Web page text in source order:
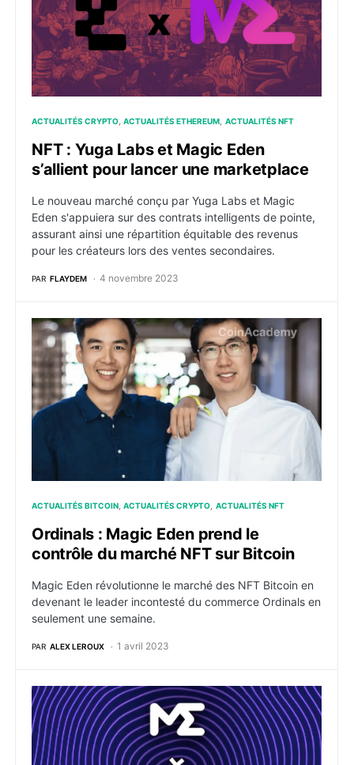
ACTUALITÉS CRYPTO ACTUALITÉS ETHEREUM ACTUALITÉS NFT
NFT : Yuga Labs et Magic Eden
s’allient pour lancer une marketplace
Le nouveau marché conçu par Yuga Labs et Magic
Eden s'appuiera sur des contrats intelligents de pointe,
assurant ainsi une répartition équitable des revenus
pour les créateurs lors des ventes secondaires.
PAR FLAYDEM 4 novembre 2023
Ordinals : Magic Eden prend le contrôle du marché
ACTUALITÉS BITCOIN ACTUALITÉS CRYPTO ACTUALITÉS NFT
Ordinals : Magic Eden prend le
contrôle du marché NFT sur Bitcoin
Magic Eden révolutionne le marché des NFT Bitcoin en
devenant le leader incontesté du commerce Ordinals en
seulement une semaine.
PAR ALEX LEROUX 1 avril 2023
NFT : Magic Eden propose une marketplace à la DAO